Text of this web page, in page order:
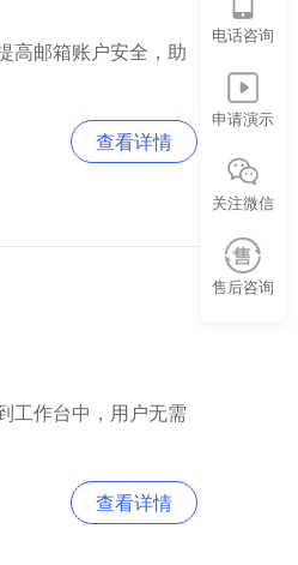
高邮箱账户安全，助
查看详情
工作台中，用户无需
查看详情
电话咨询
申请演示
关注微信
售后咨询